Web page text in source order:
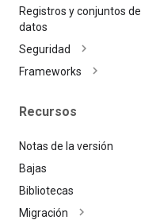
Registros y conjuntos de
datos
Seguridad
Frameworks
Recursos
Notas de la versión
Bajas
Bibliotecas
Migración